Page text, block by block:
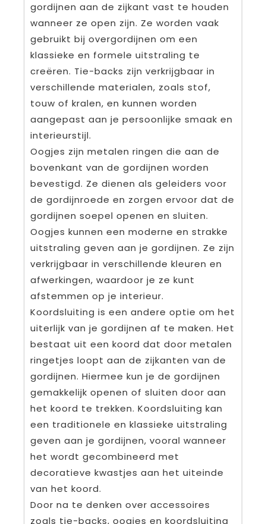
gordijnen aan de zijkant vast te houden
wanneer ze open zijn. Ze worden vaak
gebruikt bij overgordijnen om een
klassieke en formele uitstraling te
creëren. Tie-backs zijn verkrijgbaar in
verschillende materialen, zoals stof,
touw of kralen, en kunnen worden
aangepast aan je persoonlijke smaak en
interieurstijl.
Oogjes zijn metalen ringen die aan de
bovenkant van de gordijnen worden
bevestigd. Ze dienen als geleiders voor
de gordijnroede en zorgen ervoor dat de
gordijnen soepel openen en sluiten.
Oogjes kunnen een moderne en strakke
uitstraling geven aan je gordijnen. Ze zijn
verkrijgbaar in verschillende kleuren en
afwerkingen, waardoor je ze kunt
afstemmen op je interieur.
Koordsluiting is een andere optie om het
uiterlijk van je gordijnen af te maken. Het
bestaat uit een koord dat door metalen
ringetjes loopt aan de zijkanten van de
gordijnen. Hiermee kun je de gordijnen
gemakkelijk openen of sluiten door aan
het koord te trekken. Koordsluiting kan
een traditionele en klassieke uitstraling
geven aan je gordijnen, vooral wanneer
het wordt gecombineerd met
decoratieve kwastjes aan het uiteinde
van het koord.
Door na te denken over accessoires
zoals tie-backs, oogjes en koordsluiting